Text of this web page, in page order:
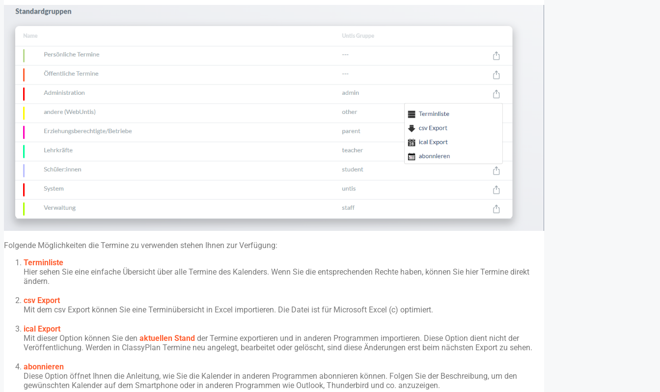
Folgende Möglichkeiten die Termine zu verwenden stehen Ihnen zur Verfügung:
Terminliste
Hier sehen Sie eine einfache Übersicht über alle Termine des Kalenders. Wenn Sie die entsprechenden Rechte haben, können Sie hier Termine direkt
ändern.
csv Export
Mit dem csv Export können Sie eine Terminübersicht in Excel importieren. Die Datei ist für Microsoft Excel (c) optimiert.
ical Export
Mit dieser Option können Sie den aktuellen Stand der Termine exportieren und in anderen Programmen importieren. Diese Option dient nicht der
Veröffentlichung. Werden in ClassyPlan Termine neu angelegt, bearbeitet oder gelöscht, sind diese Änderungen erst beim nächsten Export zu sehen.
abonnieren
Diese Option öffnet Ihnen die Anleitung, wie Sie die Kalender in anderen Programmen abonnieren können. Folgen Sie der Beschreibung, um den
gewünschten Kalender auf dem Smartphone oder in anderen Programmen wie Outlook, Thunderbird und co. anzuzeigen.